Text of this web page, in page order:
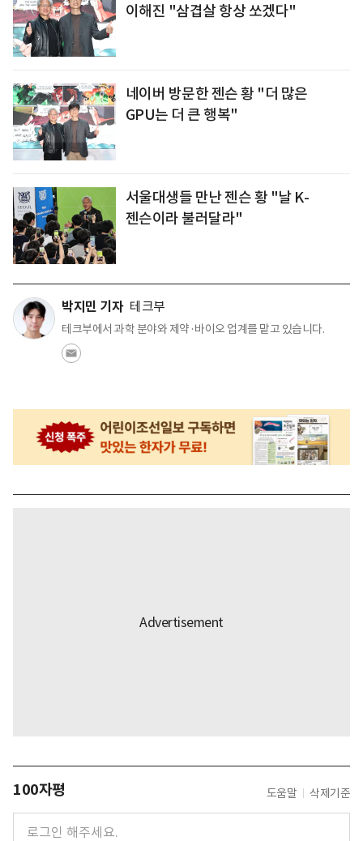
이해진 "삼겹살 항상 쏘겠다"
네이버 방문한 젠슨 황 "더 많은
GPU는 더 큰 행복"
서울대생들 만난 젠슨 황 "날 K-
젠슨이라 불러달라"
박지민 기자 테크부
테크부에서 과학 분야와 제약·바이오 업계를 맡고 있습니다.
100자평 도움말 삭제기준